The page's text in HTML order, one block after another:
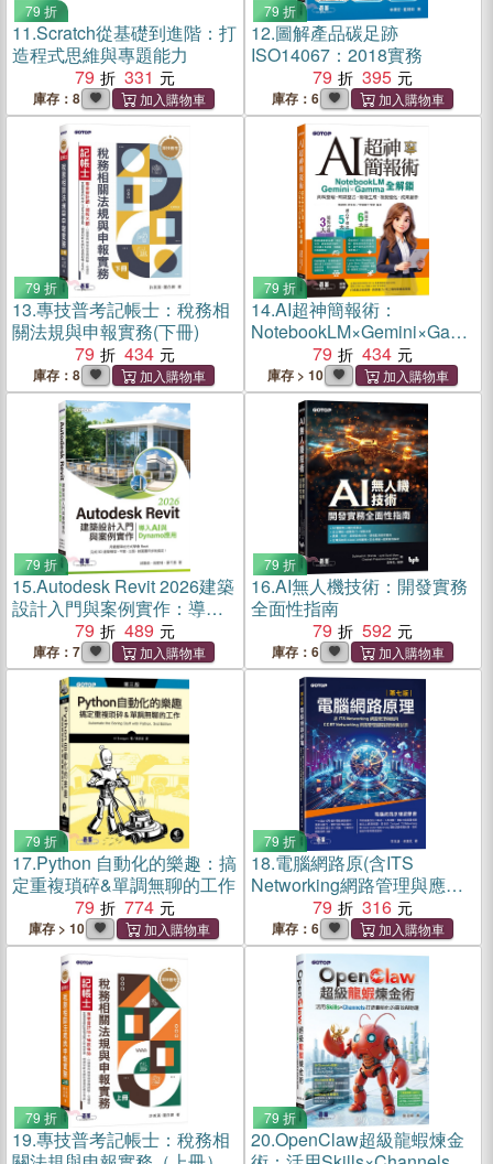
79 折
11.Scratch從基礎到進階：打
造程式思維與專題能力
79
331
庫存：8
79 折
12.圖解產品碳足跡
ISO14067：2018實務
79
395
庫存：6
79 折
13.專技普考記帳士：稅務相
關法規與申報實務(下冊)
79
434
庫存：8
79 折
14.AI超神簡報術：
NotebookLM×Gemini×Gam
ma全解鎖(附範例素材/提示
詞/影音教學)
79 434
庫存 > 10
79 折
15.Autodesk Revit 2026建築
設計入門與案例實作：導入
AI與Dynamo應用
79 489
庫存：7
79 折
16.AI無人機技術：開發實務
全面性指南
79
592
庫存：6
79 折
17.Python 自動化的樂趣：搞
定重複瑣碎&單調無聊的工作
79
774
庫存 > 10
79 折
18.電腦網路原(含ITS
Networking網路管理與應
用、CCST Networking網路
管理國際認證模擬試題)
79 316
庫存：6
79 折
19.專技普考記帳士：稅務相
79 折
20.OpenClaw超級龍蝦煉金